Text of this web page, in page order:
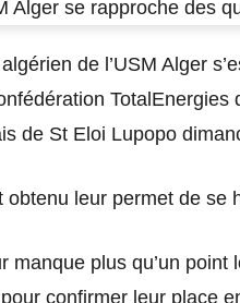
de l’USM Alger
de St Eloi Lupopo
obtenu leur permet de se
manque plus qu’un point
confirmer leur place